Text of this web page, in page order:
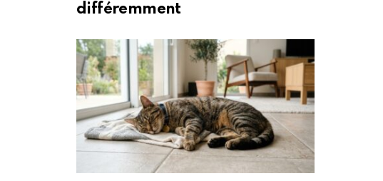
différemment